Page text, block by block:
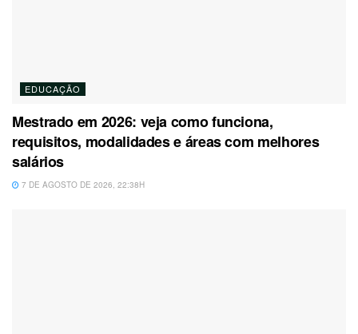
EDUCAÇÃO
Mestrado em 2026: veja como funciona,
requisitos, modalidades e áreas com melhores
salários
7 DE AGOSTO DE 2026, 22:38H